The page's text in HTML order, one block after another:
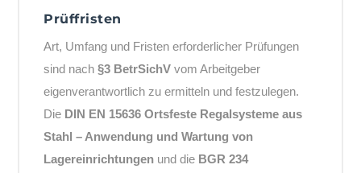
Prüffristen
Art, Umfang und Fristen erforderlicher Prüfungen
sind nach§3 BetrSichV vom Arbeitgeber
eigenverantwortlich zu ermitteln und festzulegen.
Die DIN EN 15636 Ortsfeste Regalsysteme aus
Stahl – Anwendung und Wartung von
Lagereinrichtungen und die BGR 234